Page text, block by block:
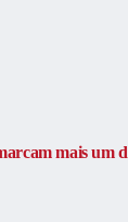
mais um